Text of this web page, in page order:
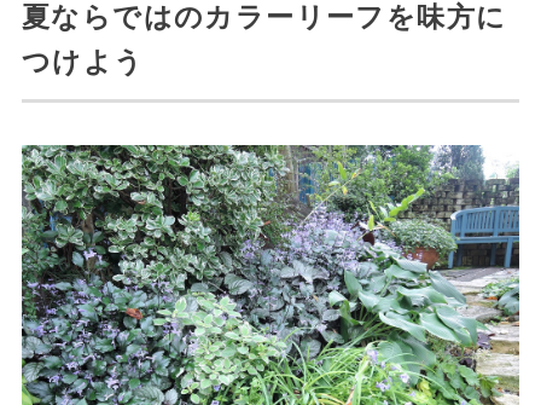
夏ならではのカラーリーフを味方に
つけよう